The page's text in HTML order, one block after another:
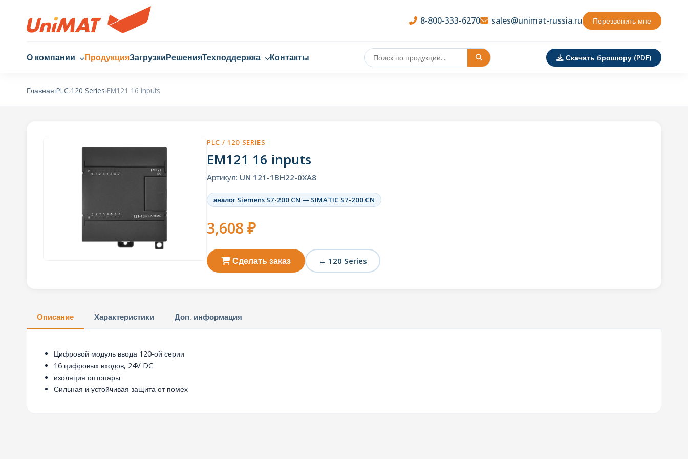
8-800-333-6270 sales@unimat-russia.ru Перезвонить мне
О компании ПродукцияЗагрузкиРешенияТехподдержка Контакты Скачать брошюру (PDF)
Главная›PLC›120 Series›EM121 16 inputs
PLC / 120 SERIES
EM121 16 inputs
Артикул: UN 121-1BH22-0XA8
аналог Siemens S7-200 CN — SIMATIC S7-200 CN
3,608 ₽
Сделать заказ ← 120 Series
Описание Характеристики Доп. информация
Цифровой модуль ввода 120-ой серии
16 цифровых входов, 24V DC
изоляция оптопары
Сильная и устойчивая защита от помех